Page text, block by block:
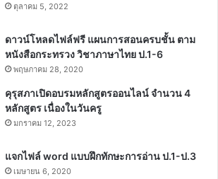
ตุลาคม 5, 2022
ดาวน์โหลดไฟล์ฟรี แผนการสอนครบชั้น ตาม
หนังสือกระทรวง วิชาภาษาไทย ป.1-6
พฤษภาคม 28, 2020
คุรุสภาเปิดอบรมหลักสูตรออนไลน์ จำนวน 4
หลักสูตร เนื่องในวันครู
มกราคม 12, 2023
แจกไฟล์ word แบบฝึกทักษะการอ่าน ป.1-ป.3
เมษายน 6, 2020